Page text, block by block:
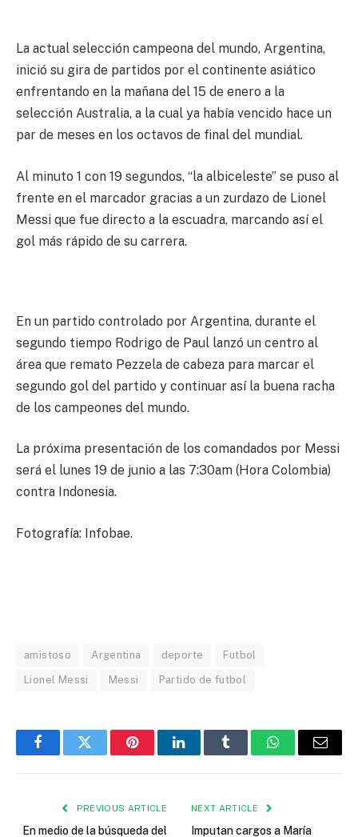
La actual selección campeona del mundo, Argentina,
inició su gira de partidos por el continente asiático
enfrentando en la mañana del 15 de enero a la
selección Australia, a la cual ya había vencido hace un
par de meses en los octavos de final del mundial.
Al minuto 1 con 19 segundos, “la albiceleste” se puso al
frente en el marcador gracias a un zurdazo de Lionel
Messi que fue directo a la escuadra, marcando así el
gol más rápido de su carrera.
En un partido controlado por Argentina, durante el
segundo tiempo Rodrigo de Paul lanzó un centro al
área que remato Pezzela de cabeza para marcar el
segundo gol del partido y continuar así la buena racha
de los campeones del mundo.
La próxima presentación de los comandados por Messi
será el lunes 19 de junio a las 7:30am (Hora Colombia)
contra Indonesia.
Fotografía: Infobae.
amistoso Argentina deporte Futbol
Lionel Messi Messi Partido de futbol
FacebookTwitter PinterestLinkedInTumblr WhatsAppEmail
PREVIOUS ARTICLE
En medio de la búsqueda del
NEXT ARTICLE
Imputan cargos a María